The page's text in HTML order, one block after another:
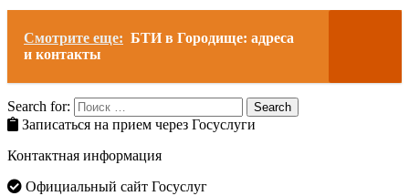
Смотрите еще: БТИ в Городище: адреса
и контакты
Search for: Search
Записаться на прием через Госуслуги
Контактная информация
Официальный сайт Госуслуг